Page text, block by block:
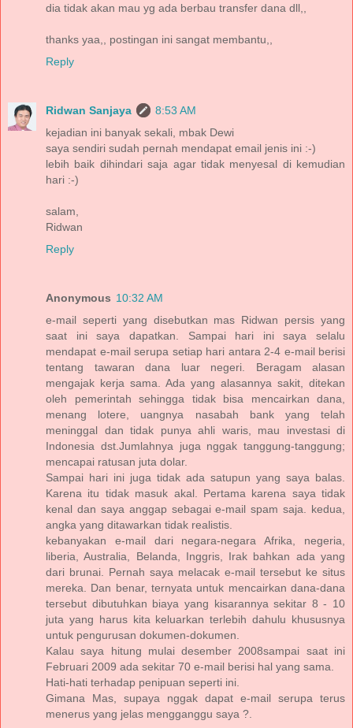
dia tidak akan mau yg ada berbau transfer dana dll,,
thanks yaa,, postingan ini sangat membantu,,
Reply
Ridwan Sanjaya
8:53 AM
kejadian ini banyak sekali, mbak Dewi
saya sendiri sudah pernah mendapat email jenis ini :-)
lebih baik dihindari saja agar tidak menyesal di kemudian
hari :-)
salam,
Ridwan
Reply
Anonymous 10:32 AM
e-mail seperti yang disebutkan mas Ridwan persis yang
saat ini saya dapatkan. Sampai hari ini saya selalu
mendapat e-mail serupa setiap hari antara 2-4 e-mail berisi
tentang tawaran dana luar negeri. Beragam alasan
mengajak kerja sama. Ada yang alasannya sakit, ditekan
oleh pemerintah sehingga tidak bisa mencairkan dana,
menang lotere, uangnya nasabah bank yang telah
meninggal dan tidak punya ahli waris, mau investasi di
Indonesia dst.Jumlahnya juga nggak tanggung-tanggung;
mencapai ratusan juta dolar.
Sampai hari ini juga tidak ada satupun yang saya balas.
Karena itu tidak masuk akal. Pertama karena saya tidak
kenal dan saya anggap sebagai e-mail spam saja. kedua,
angka yang ditawarkan tidak realistis.
kebanyakan e-mail dari negara-negara Afrika, negeria,
liberia, Australia, Belanda, Inggris, Irak bahkan ada yang
dari brunai. Pernah saya melacak e-mail tersebut ke situs
mereka. Dan benar, ternyata untuk mencairkan dana-dana
tersebut dibutuhkan biaya yang kisarannya sekitar 8 - 10
juta yang harus kita keluarkan terlebih dahulu khususnya
untuk pengurusan dokumen-dokumen.
Kalau saya hitung mulai desember 2008sampai saat ini
Februari 2009 ada sekitar 70 e-mail berisi hal yang sama.
Hati-hati terhadap penipuan seperti ini.
Gimana Mas, supaya nggak dapat e-mail serupa terus
menerus yang jelas mengganggu saya ?.